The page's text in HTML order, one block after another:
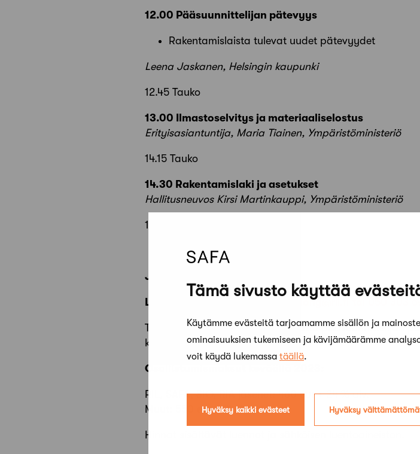
Tämä sivusto käyttää
Käytämme evästeitä tarjoamamme sisällön ja
ominaisuuksien tukemiseen ja kävijämäärämme
voit käydä lukemassa täällä.
Hyväksy kaikki evästeet Hyväksy
12.00 Pääsuunnittelijan pätevyys
Rakentamislaista tulevat uudet pätevyydet
Leena Jaskanen, Helsingin kaupunki
12.45 Tauko
13.00 Ilmastoselvitys ja materiaaliselostus
Erityisasiantuntija, Maria Tiainen, Ympäristöministeriö
14.15 Tauko
14.30 Rakentamislaki ja asetukset
Hallitusneuvos Kirsi Martinkauppi, Ympäristöministeriö
16.30 Tilaisuus päättyy
Järjestäjät:
Lisätiedot koulutuksesta: ossi.liang@ril.fi
Tämä päivityskoulutus on suunnattu pääsuunnittelijan
kiinnostuneille.
Osallistumismaksut keväällä 2023:
RIL, SAFA, SIO, RIA jäsenet: 460 eur + 24 % alv.
Muut: 550 eur + 24 % alv.
Hinnat sisältävät luennot ja sähköisen luentoaineiston.